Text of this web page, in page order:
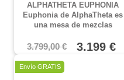
ALPHATHETA EUPHONIA
Euphonia de AlphaTheta es
una mesa de mezclas
faders rotatorios que combina
y la calidez del sonido
analógico
3.799,00 € 3.199 €
Oferta
Envío GRATIS